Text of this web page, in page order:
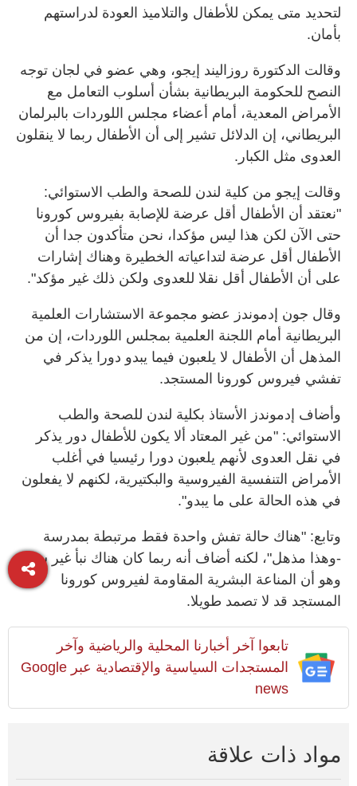
لتحديد متى يمكن للأطفال والتلاميذ العودة لدراستهم
بأمان.
وقالت الدكتورة روزاليند إيجو، وهي عضو في لجان توجه
النصح للحكومة البريطانية بشأن أسلوب التعامل مع
الأمراض المعدية، أمام أعضاء مجلس اللوردات بالبرلمان
البريطاني، إن الدلائل تشير إلى أن الأطفال ربما لا ينقلون
العدوى مثل الكبار.
وقالت إيجو من كلية لندن للصحة والطب الاستوائي:
"نعتقد أن الأطفال أقل عرضة للإصابة بفيروس كورونا
حتى الآن لكن هذا ليس مؤكدا، نحن متأكدون جدا أن
الأطفال أقل عرضة لتداعياته الخطيرة وهناك إشارات
على أن الأطفال أقل نقلا للعدوى ولكن ذلك غير مؤكد".
وقال جون إدموندز عضو مجموعة الاستشارات العلمية
البريطانية أمام اللجنة العلمية بمجلس اللوردات، إن من
المذهل أن الأطفال لا يلعبون فيما يبدو دورا يذكر في
تفشي فيروس كورونا المستجد.
وأضاف إدموندز الأستاذ بكلية لندن للصحة والطب
الاستوائي: "من غير المعتاد ألا يكون للأطفال دور يذكر
في نقل العدوى لأنهم يلعبون دورا رئيسيا في أغلب
الأمراض التنفسية الفيروسية والبكتيرية، لكنهم لا يفعلون
في هذه الحالة على ما يبدو".
وتابع: "هناك حالة تفش واحدة فقط مرتبطة بمدرسة
-وهذا مذهل"، لكنه أضاف أنه ربما كان هناك نبأ غير سار،
وهو أن المناعة البشرية المقاومة لفيروس كورونا
المستجد قد لا تصمد طويلا.
تابعوا آخر أخبارنا المحلية والرياضية وآخر
المستجدات السياسية والإقتصادية عبر Google
news
مواد ذات علاقة